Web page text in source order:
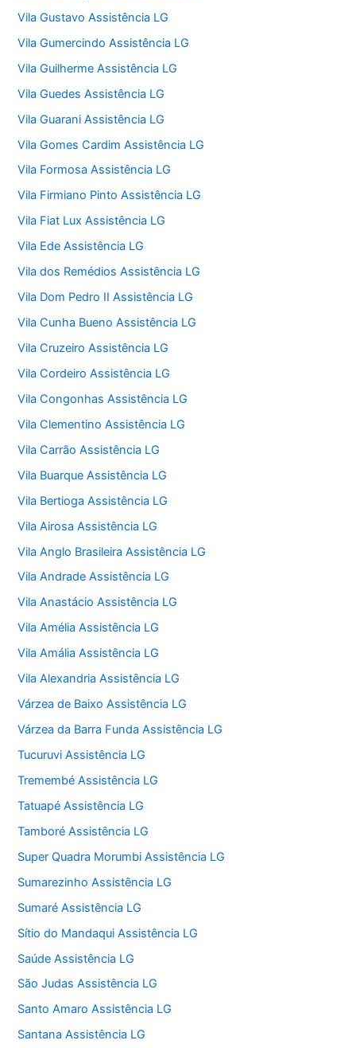
Vila Gustavo Assistência LG
Vila Gumercindo Assistência LG
Vila Guilherme Assistência LG
Vila Guedes Assistência LG
Vila Guarani Assistência LG
Vila Gomes Cardim Assistência LG
Vila Formosa Assistência LG
Vila Firmiano Pinto Assistência LG
Vila Fiat Lux Assistência LG
Vila Ede Assistência LG
Vila dos Remédios Assistência LG
Vila Dom Pedro II Assistência LG
Vila Cunha Bueno Assistência LG
Vila Cruzeiro Assistência LG
Vila Cordeiro Assistência LG
Vila Congonhas Assistência LG
Vila Clementino Assistência LG
Vila Carrão Assistência LG
Vila Buarque Assistência LG
Vila Bertioga Assistência LG
Vila Airosa Assistência LG
Vila Anglo Brasileira Assistência LG
Vila Andrade Assistência LG
Vila Anastácio Assistência LG
Vila Amélia Assistência LG
Vila Amália Assistência LG
Vila Alexandria Assistência LG
Várzea de Baixo Assistência LG
Várzea da Barra Funda Assistência LG
Tucuruvi Assistência LG
Tremembé Assistência LG
Tatuapé Assistência LG
Tamboré Assistência LG
Super Quadra Morumbi Assistência LG
Sumarezinho Assistência LG
Sumaré Assistência LG
Sítio do Mandaqui Assistência LG
Saúde Assistência LG
São Judas Assistência LG
Santo Amaro Assistência LG
Santana Assistência LG